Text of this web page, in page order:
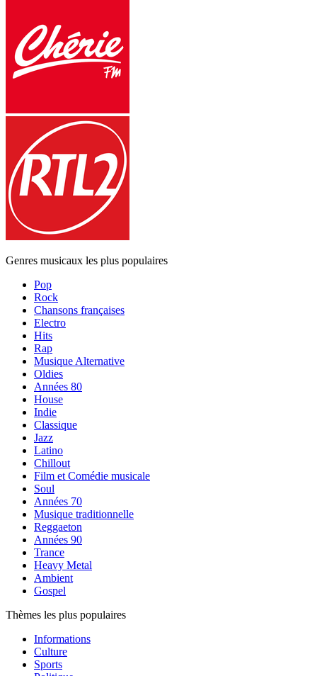
Genres musicaux les plus populaires
Pop
Rock
Chansons françaises
Electro
Hits
Rap
Musique Alternative
Oldies
Années 80
House
Indie
Classique
Jazz
Latino
Chillout
Film et Comédie musicale
Soul
Années 70
Musique traditionnelle
Reggaeton
Années 90
Trance
Heavy Metal
Ambient
Gospel
Thèmes les plus populaires
Informations
Culture
Sports